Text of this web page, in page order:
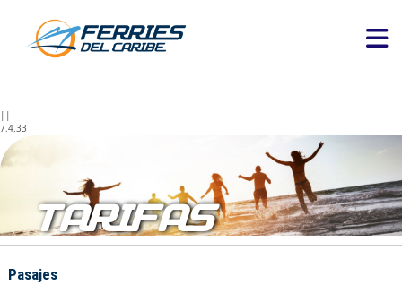
||
7.4.33
TARIFAS
Pasajes